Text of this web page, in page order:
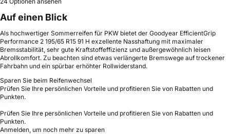
Auf einen Blick
Als hochwertiger Sommerreifen für PKW bietet der Goodyear EfficientGrip
Performance 2 195/65 R15 91 H exzellente Nasshaftung mit maximaler
Bremsstabilität, sehr gute Kraftstoffeffizienz und außergewöhnlich leisen
Abrollkomfort. Zu beachten sind etwas verlängerte Bremswege auf trockener
Fahrbahn und ein spürbar erhöhter Rollwiderstand.
Sparen Sie beim Reifenwechsel
Prüfen Sie Ihre persönlichen Vorteile und profitieren Sie von Rabatten und
Punkten.
Prüfen Sie Ihre persönlichen Vorteile und profitieren Sie von Rabatten und
Punkten.
Anmelden, um noch mehr zu sparen